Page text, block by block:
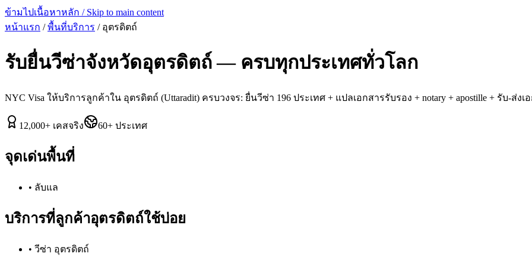
ข้ามไปเนื้อหาหลัก / Skip to main content
หน้าแรก / พื้นที่บริการ / อุตรดิตถ์
รับยื่นวีซ่าจังหวัดอุตรดิตถ์— ครบทุกประเทศทั่วโลก
NYC Visa ให้บริการลูกค้าใน อุตรดิตถ์ (Uttaradit) ครบวงจร: ยื่นวีซ่า 196 ประเทศ + แปลเอกสารรับรอง + notary + apostille + รับ-ส่งเ
12,000+ เคสจริง 60+ ประเทศ
จุดเด่นพื้นที่
• ลับแล
บริการที่ลูกค้าอุตรดิตถ์ใช้บ่อย
• วีซ่า อุตรดิตถ์